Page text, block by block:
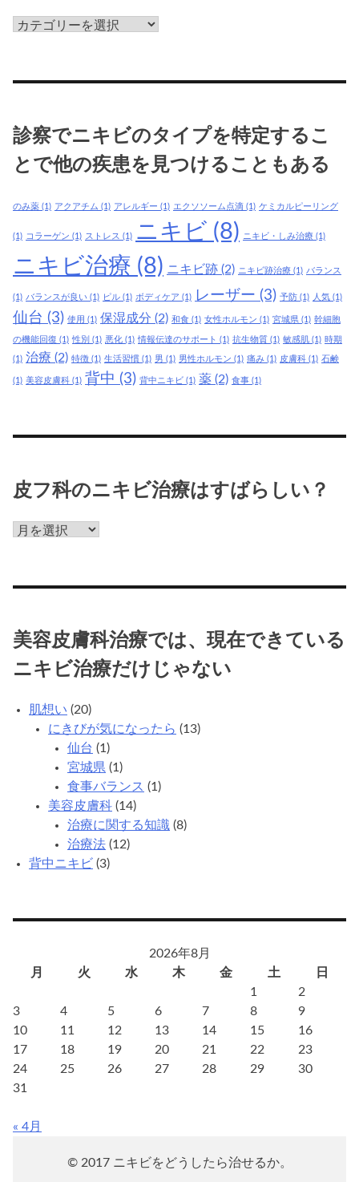
美
膚
療
で
で
て
い
る
ニ
キ
ゃ
い
診察でニキビのタイプを特定するこ
とで他の疾患を見つけることもある
のみ薬 (1) アクアチム (1) アレルギー (1) エクソソーム点滴 (1) ケミカルピーリング
(1) コラーゲン (1) ストレス (1) ニキビ (8) ニキビ・しみ治療 (1)
ニキビ治療 (8) ニキビ跡 (2) ニキビ跡治療 (1) バランス
(1) バランスが良い (1) ピル (1) ボディケア (1) レーザー (3) 予防 (1) 人気 (1)
仙台 (3) 使用 (1) 保湿成分 (2) 和食 (1) 女性ホルモン (1) 宮城県 (1) 幹細胞
の機能回復 (1) 性別 (1) 悪化 (1) 情報伝達のサポート (1) 抗生物質 (1) 敏感肌 (1) 時期
(1) 治療 (2) 特徴 (1) 生活習慣 (1) 男 (1) 男性ホルモン (1) 痛み (1) 皮膚科 (1) 石鹸
(1) 美容皮膚科 (1) 背中 (3) 背中ニキビ (1) 薬 (2) 食事 (1)
皮フ科のニキビ治療はすばらしい？
皮
の
キ
ビ
治
美容皮膚科治療では、現在できている
ニキビ治療だけじゃない
肌想い (20)
にきびが気になったら (13)
仙台 (1)
宮城県 (1)
食事バランス (1)
美容皮膚科 (14)
治療に関する知識 (8)
治療法 (12)
背中ニキビ (3)
2026年8月
月
火 水 木 金 土
日
1
2
3
4 5 6 7 8
9
10
11 12 13 14 15
16
17
18 19 20 21 22
23
24
25 26 27 28 29
30
31
« 4月
© 2017 ニキビをどうしたら治せるか。